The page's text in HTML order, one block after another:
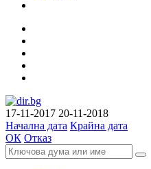
17-11-2017 20-11-2018
Начална дата Крайна дата
ОК Отказ